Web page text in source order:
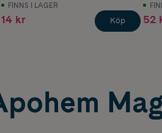
FINNS I LAGER
14 kr Köp 52